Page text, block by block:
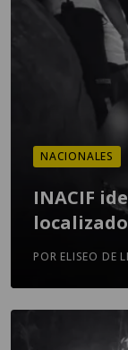
NACIONALES
INACIF
POR ELISEO DE